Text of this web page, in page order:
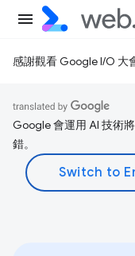
感謝觀看 Google I/O 大
Google 會運用 AI 技術
錯。